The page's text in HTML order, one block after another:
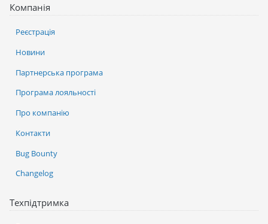
Компанія
Реєстрація
Новини
Партнерська програма
Програма лояльності
Про компанію
Контакти
Bug Bounty
Changelog
Техпідтримка